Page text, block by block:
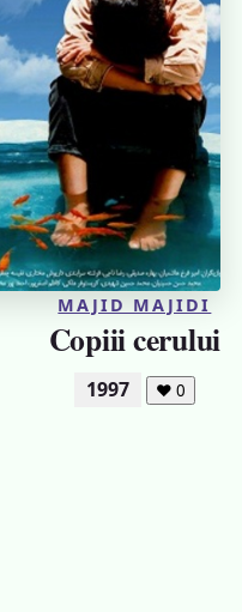
MAJID MAJIDI
Copiii cerului
1997 ❤ 0